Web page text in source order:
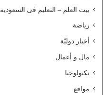
ط
ا
م
و
بيت العلم – التعليم فى السعودية
رياضة
أخبار دوليّة
مال و أعمال
تكنولوجيا
مواقع